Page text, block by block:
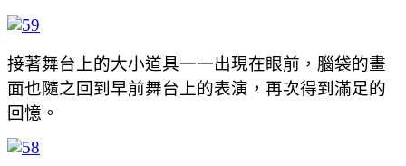
接著舞台上的大小道具一一出現在眼前，腦袋的畫
面也隨之回到早前舞台上的表演，再次得到滿足的
回憶。